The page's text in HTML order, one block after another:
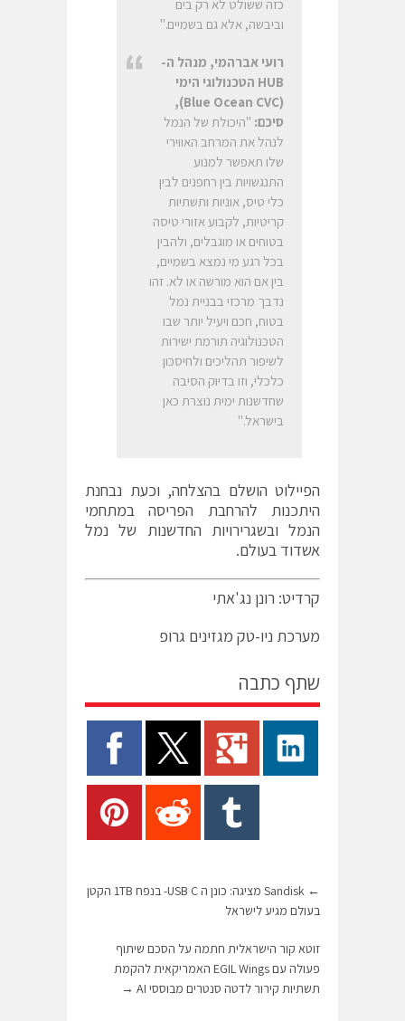
כזה ששולט לא רק בים
וביבשה, אלא גם בשמיים."
רועי אברהמי, מנהל ה-
HUB הטכנולוגי הימי
(
Blue Ocean CVC
),
סיכם: "היכולת של הנמל
לנהל את המרחב האווירי
שלו תאפשר למנוע
התנגשויות בין רחפנים לבין
כלי טיס, אוניות ותשתיות
קריטיות, לקבוע אזורי טיסה
בטוחים או מוגבלים, ולהבין
בכל רגע מי נמצא בשמיים,
בין אם הוא מורשה או לא. זהו
נדבך מרכזי בבניית נמל
בטוח, חכם ויעיל יותר שבו
הטכנולוגיה תורמת ישירות
לשיפור תהליכים ולחיסכון
כלכלי, וזו בדיוק הסיבה
שחדשנות ימית נוצרת כאן
בישראל."
הפיילוט הושלם בהצלחה, וכעת נבחנת
היתכנות להרחבת הפריסה במתחמי
הנמל ובשגרירויות החדשנות של נמל
אשדוד בעולם.
קרדיט: רונן נג'אתי
מערכת ניו-טק מגזינים גרופ
שתף כתבה
←
Sandisk מציגה: כונן ה USB C- בנפח 1TB הקטן
בעולם מגיע לישראל
זוטא קור הישראלית חתמה על הסכם שיתוף
פעולה עם EGIL Wings האמריקאית להקמת
תשתיות קירור לדטה סנטרים מבוססי AI
→